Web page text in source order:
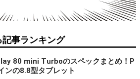
事ランキング
80 mini Turboのスペックまとめ！P
ンの8.8型タブレット